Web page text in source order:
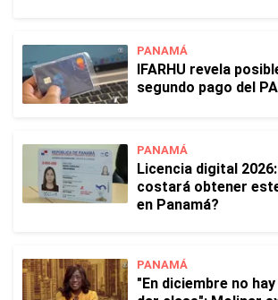
PANAMÁ
IFARHU revela
segundo pago del
PANAMÁ
Licencia digital
costará obtener
en Panamá?
PANAMÁ
"En diciembre no